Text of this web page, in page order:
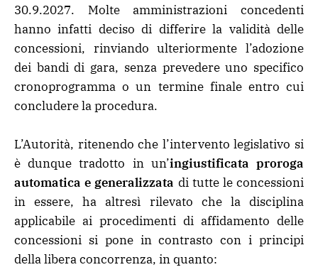
30.9.2027. Molte amministrazioni concedenti
hanno infatti deciso di differire la validità delle
concessioni, rinviando ulteriormente l’adozione
dei bandi di gara, senza prevedere uno specifico
cronoprogramma o un termine finale entro cui
concludere la procedura.
L’Autorità, ritenendo che l’intervento legislativo si
è dunque tradotto in un’ingiustificata proroga
automatica e generalizzata di tutte le concessioni
in essere, ha altresì rilevato che la disciplina
applicabile ai procedimenti di affidamento delle
concessioni si pone in contrasto con i principi
della libera concorrenza, in quanto: